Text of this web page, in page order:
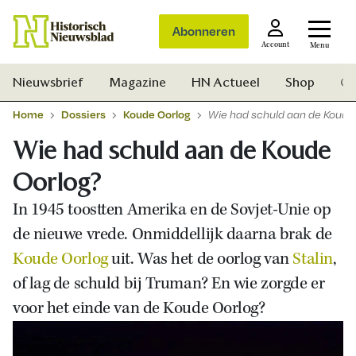
Abonneren
Account Menu
Nieuwsbrief Magazine HN Actueel Shop
Home Dossiers Koude Oorlog Wie had schuld aan de
Wie had schuld aan de Koude
Oorlog?
In 1945 toostten Amerika en de Sovjet-Unie op
de nieuwe vrede. Onmiddellijk daarna brak de
Koude Oorloguit. Was hetde oorlog vanStalin,
of lag de schuld bij Truman?En wie zorgde er
voor het einde van de Koude Oorlog?